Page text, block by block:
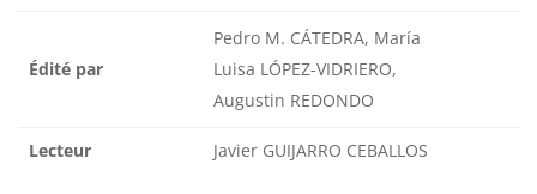
Édité par
Pedro M. CÁTEDRA, María
Luisa LÓPEZ-VIDRIERO,
Augustin REDONDO
Lecteur Javier GUIJARRO CEBALLOS